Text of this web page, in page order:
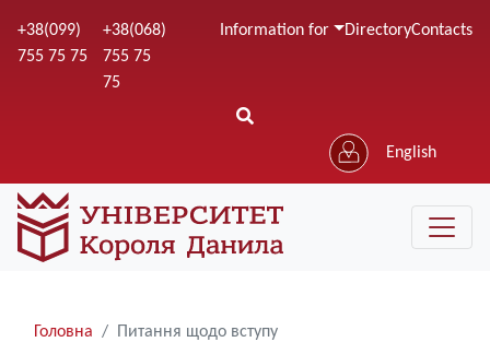
to
+38(099)
755 75 75
+38(068)
755 75
75
Information for DirectoryContacts
English
Рядки
Головна Питання щодо вступу